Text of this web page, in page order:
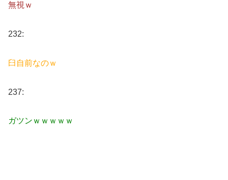
無視ｗ
232:
臼自前なのｗ
237:
ガツンｗｗｗｗｗ